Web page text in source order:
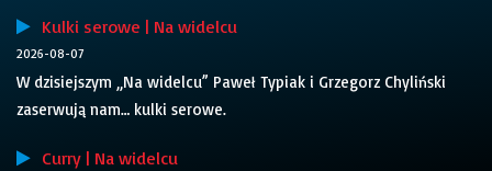
Kulki serowe | Na widelcu
2026-08-07
W dzisiejszym „Na widelcu” Paweł Typiak i Grzegorz Chyliński
zaserwują nam… kulki serowe.
Curry | Na widelcu